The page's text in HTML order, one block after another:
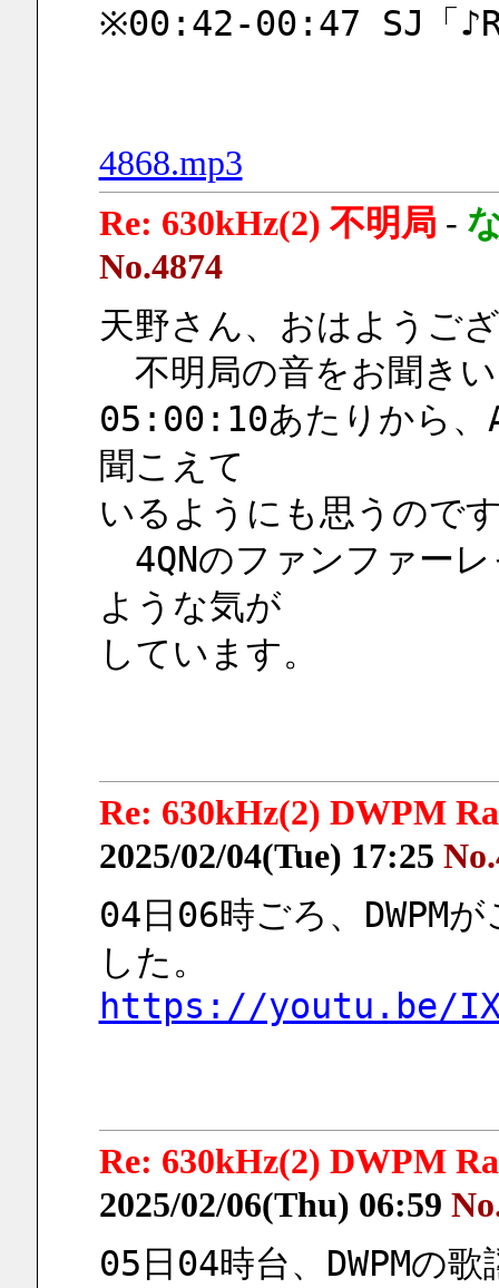
※00:42-00:47 SJ「
4868.mp3
Re: 630kHz(2) 不明局 -
No.4874
天野さん、おはようご
不明局の音をお聞き
05:00:10あたりから、
聞こえて
いるようにも思うので
4QNのファンファー
ような気が
しています。
Re: 630kHz(2) DWPM
2025/02/04(Tue) 17:25
04日06時ごろ、DWPM
した。
https://youtu.be/
Re: 630kHz(2) DWPM
2025/02/06(Thu) 06:59
05日04時台、DWPMの